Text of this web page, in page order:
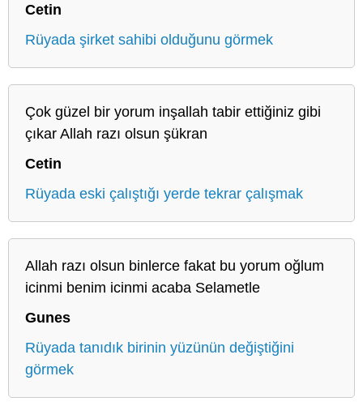
Cetin
Rüyada şirket sahibi olduğunu görmek
Çok güzel bir yorum inşallah tabir ettiğiniz gibi
çıkar Allah razı olsun şükran
Cetin
Rüyada eski çalıştığı yerde tekrar çalışmak
Allah razı olsun binlerce fakat bu yorum oğlum
icinmi benim icinmi acaba Selametle
Gunes
Rüyada tanıdık birinin yüzünün değiştiğini
görmek